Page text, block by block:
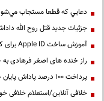
دعايي كه قطعا مستجاب
جزئیات جدید قتل روح الله
آموزش ساخت Apple ID برای کاربران ایرانی
راز خنده های اصغر فرهادی
پرداخت ۱۰۰ درصد پاداش پایان خدمت فرهنگیان
خلافی آنلاین/استعلام خلافی